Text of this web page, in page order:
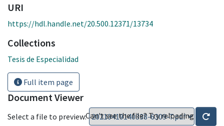
URI
https://hdl.handle.net/20.500.12371/13734
Collections
Tesis de Especialidad
Full item page
Document Viewer
Select a file to preview:Can't see the file? Try reloading